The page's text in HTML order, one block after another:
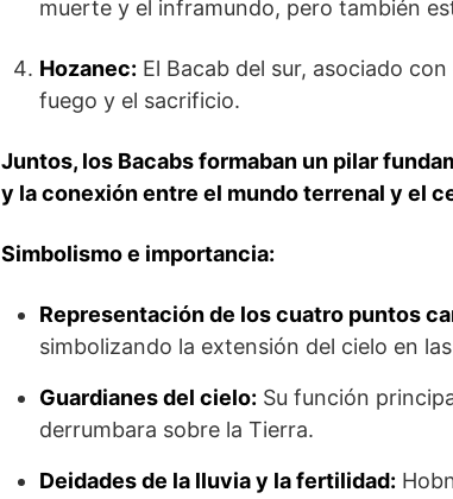
muerte y el inframundo, pero también
Hozanec: El Bacab del sur, asociado
fuego y el sacrificio.
Juntos, los Bacabs formaban un pilar
y la conexión entre el mundo terrenal y el
Simbolismo e importancia:
Representación de los cuatro puntos
simbolizando la extensión del cielo en
Guardianes del cielo: Su función
derrumbara sobre la Tierra.
Deidades de la lluvia y la fertilidad: